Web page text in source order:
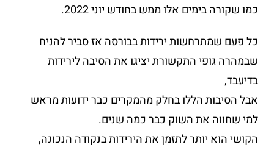
כמו שקורה בימים אלו ממש בחודש יוני 2022.
כל פעם שמתרחשות ירידות בבורסה אז סביר להניח
שבמהרה גופי התקשורת יציגו את הסיבה לירידות
בדיעבד,
אבל הסיבות הללו בחלק מהמקרים כבר ידועות מראש
למי שחווה את השוק כבר כמה שנים.
הקושי הוא יותר לתזמן את הירידות בנקודה הנכונה,